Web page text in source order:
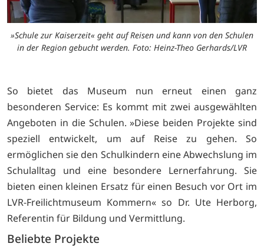
»Schule zur Kaiserzeit« geht auf Reisen und kann von den Schulen
in der Region gebucht werden. Foto: Heinz-Theo Gerhards/LVR
So bietet das Museum nun erneut einen ganz
besonderen Service: Es kommt mit zwei ausgewählten
Angeboten in die Schulen. »Diese beiden Projekte sind
speziell entwickelt, um auf Reise zu gehen. So
ermöglichen sie den Schulkindern eine Abwechslung im
Schulalltag und eine besondere Lernerfahrung. Sie
bieten einen kleinen Ersatz für einen Besuch vor Ort im
LVR-Freilichtmuseum Kommern« so Dr. Ute Herborg,
Referentin für Bildung und Vermittlung.
Beliebte Projekte